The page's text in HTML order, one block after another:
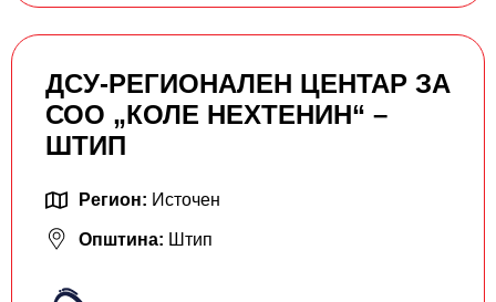
ДСУ-РЕГИОНАЛЕН ЦЕНТАР ЗА
СОО „КОЛЕ НЕХТЕНИН“ –
ШТИП
Регион: Источен
Општина: Штип